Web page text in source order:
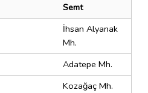
Semt
İhsan Alyanak
Mh.
Adatepe Mh.
Kozağaç Mh.